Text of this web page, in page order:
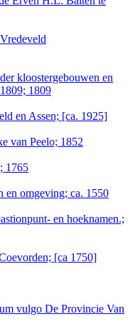
kloostergebouwen en
1809
en Assen; [ca. 1925]
van Peelo; 1852
1765
en omgeving; ca. 1550
en hoeknamen.;
[ca 1750]
vulgo De Provincie Van